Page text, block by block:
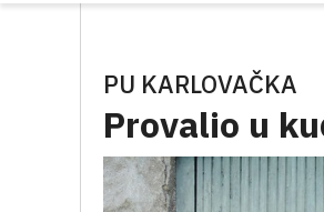
PU KARLOVAČKA
Provalio u